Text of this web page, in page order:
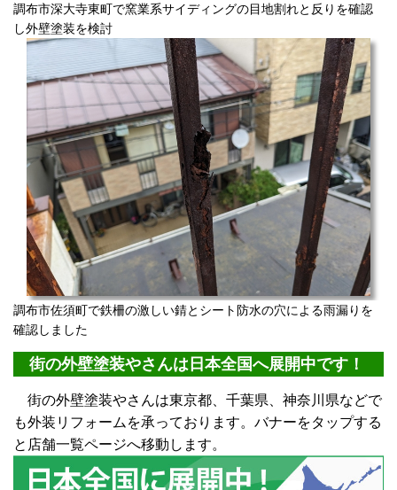
調布市深大寺東町で窯業系サイディングの目地割れと反りを確認
し外壁塗装を検討
調布市佐須町で鉄柵の激しい錆とシート防水の穴による雨漏りを
確認しました
街の外壁塗装やさんは日本全国へ展開中です！
街の外壁塗装やさんは東京都、千葉県、神奈川県などで
も外装リフォームを承っております。バナーをタップする
と店舗一覧ページへ移動します。